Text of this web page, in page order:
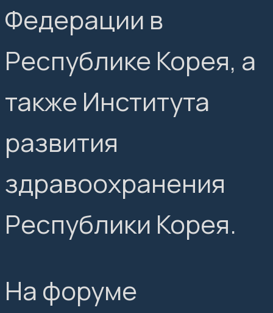
Федерации в
Республике Корея, а
также Института
развития
здравоохранения
Республики Корея.
На форуме